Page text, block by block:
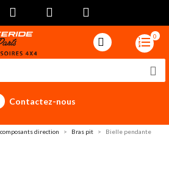
0
Contactez-nous
direction Bras pit
Bielle pendante